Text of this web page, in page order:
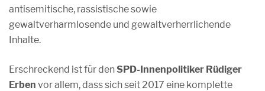
antisemitische, rassistische sowie
gewaltverharmlosende und gewaltverherrlichende
Inhalte.
Erschreckend ist für denSPD-Innenpolitiker Rüdiger
Erben vor allem, dass sich seit 2017 eine komplette